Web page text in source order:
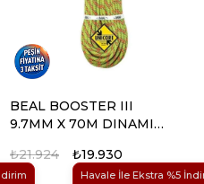
BEAL BOOSTER III
9.7MM X 70M DINAMIK
₺19.930
Havale İle Ekstra %5
₺21.924